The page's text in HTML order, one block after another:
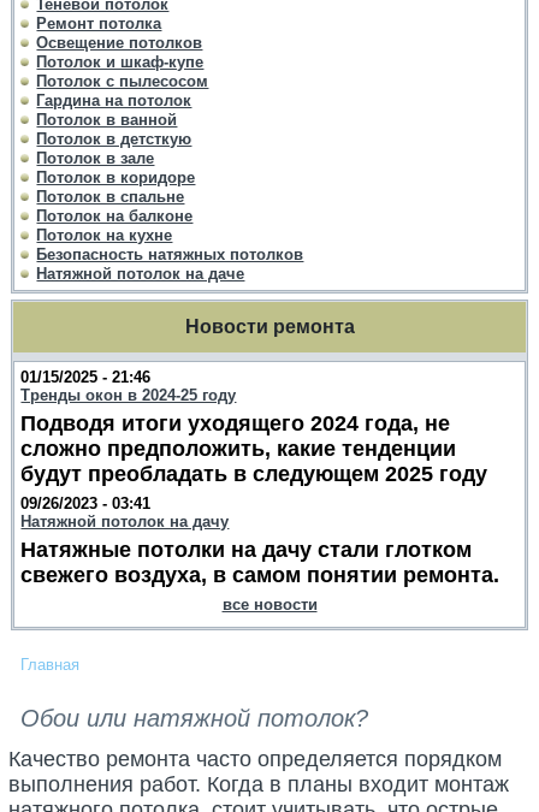
Теневой потолок
Ремонт потолка
Освещение потолков
Потолок и шкаф-купе
Потолок с пылесосом
Гардина на потолок
Потолок в ванной
Потолок в детсткую
Потолок в зале
Потолок в коридоре
Потолок в спальне
Потолок на балконе
Потолок на кухне
Безопасность натяжных потолков
Натяжной потолок на даче
Новости ремонта
01/15/2025 - 21:46
Тренды окон в 2024-25 году
Подводя итоги уходящего 2024 года, не
сложно предположить, какие тенденции
будут преобладать в следующем 2025 году
09/26/2023 - 03:41
Натяжной потолок на дачу
Натяжные потолки на дачу стали глотком
свежего воздуха, в самом понятии ремонта.
все новости
Главная
Обои или натяжной потолок?
Качество ремонта часто определяется порядком
выполнения работ. Когда в планы входит монтаж